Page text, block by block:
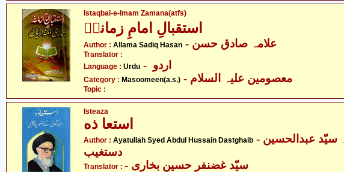
Istaqbal-e-Imam Zamana(atfs)
استقبالِ امامِ زمانہؑ
Author : Allama Sadiq Hasan - علامہ صادق حسن
Translator :
Language : Urdu
Category : Masoomeen(a.s.)
Topic :
Isteaza
Author : Ayatullah Syed Abdul Hussain Dastghaib - آیت اللہ سیّد عبدالحسین
دستغیب
Translator : - سیّد غضنفر حسین بخاری